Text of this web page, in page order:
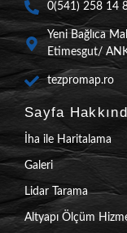
0(541) 258 14
Yeni Bağlıca
Etimesgut/
tezpromap.ro
Sayfa
İha ile Haritalama
Galeri
Lidar Tarama
Altyapı Ölçüm